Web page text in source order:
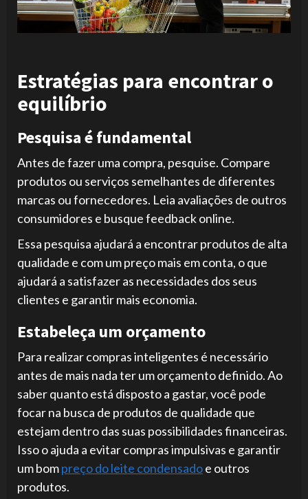
Estratégias para encontrar o
equilíbrio
Pesquisa é fundamental
Antes de fazer uma compra, pesquise. Compare
produtos ou serviços semelhantes de diferentes
marcas ou fornecedores. Leia avaliações de outros
consumidores e busque feedback online.
Essa pesquisa ajudará a encontrar produtos de alta
qualidade e com um preço mais em conta, o que
ajudará a satisfazer as necessidades dos seus
clientes e garantir mais economia.
Estabeleça um orçamento
Para realizar compras inteligentes é necessário
antes de mais nada ter um orçamento definido. Ao
saber quanto está disposto a gastar, você pode
focar na busca de produtos de qualidade que
estejam dentro das suas possibilidades financeiras.
Isso o ajuda a evitar compras impulsivas e garantir
um bompreço do leite condensadoe outros
produtos.